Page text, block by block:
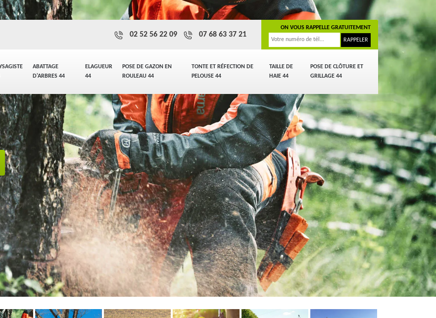
ABATTAGE
D'ARBRES 44
ELAGUEUR
44
POSE DE GAZON EN
ROULEAU 44
TONTE ET RÉFECTION DE
PELOUSE 44
TAILLE DE
HAIE 44
POSE DE CLÔTURE ET
GRILLAGE 44
02 52 56 22 09 07 68 63 37 21
ON VOUS RAPPELLE GRATUITEMENT